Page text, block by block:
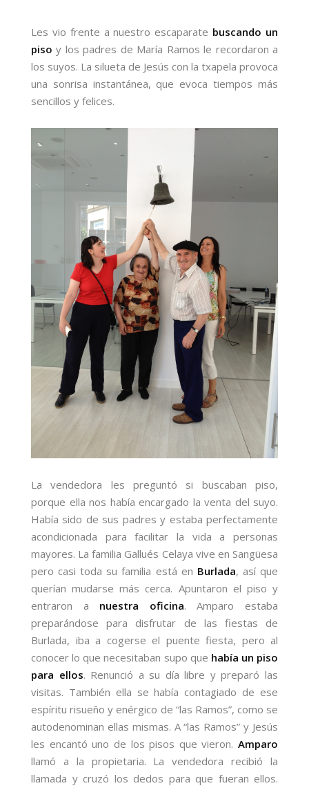
Les vio frente a nuestro escaparate buscando un
piso y los padres de María Ramos le recordaron a
los suyos. La silueta de Jesús con la txapela provoca
una sonrisa instantánea, que evoca tiempos más
sencillos y felices.
La vendedora les preguntó si buscaban piso,
porque ella nos había encargado la venta del suyo.
Había sido de sus padres y estaba perfectamente
acondicionada para facilitar la vida a personas
mayores. La familia Gallués Celaya vive en Sangüesa
pero casi toda su familia está en Burlada, así que
querían mudarse más cerca. Apuntaron el piso y
entraron a nuestra oficina. Amparo estaba
preparándose para disfrutar de las fiestas de
Burlada, iba a cogerse el puente fiesta, pero al
conocer lo que necesitaban supo que había un piso
para ellos. Renunció a su día libre y preparó las
visitas. También ella se había contagiado de ese
espíritu risueño y enérgico de “las Ramos”, como se
autodenominan ellas mismas. A “las Ramos” y Jesús
les encantó uno de los pisos que vieron. Amparo
llamó a la propietaria. La vendedora recibió la
llamada y cruzó los dedos para que fueran ellos.